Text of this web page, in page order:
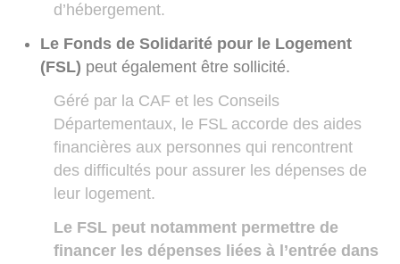
d’hébergement.
Le Fonds de Solidarité pour le Logement
(FSL) peut également être sollicité.
Géré par la CAF et les Conseils
Départementaux, le FSL accorde des aides
financières aux personnes qui rencontrent
des difficultés pour assurer les dépenses de
leur logement.
Le FSL peut notamment permettre de
financer les dépenses liées à l’entrée dans